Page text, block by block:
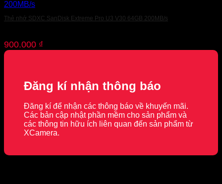
Thẻ nhớ SDXC SanDisk Extreme Pro U3 V30 64GB 200MB/s
900.000 ₫
Đăng kí nhận thông báo
Đăng kí để nhận các thông báo về khuyến mãi.
Các bản cập nhật phần mềm cho sản phẩm và
các thông tin hữu ích liên quan đến sản phẩm từ
XCamera.